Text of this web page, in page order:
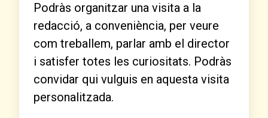
Podràs organitzar una visita a la
redacció, a conveniència, per veure
com treballem, parlar amb el director
i satisfer totes les curiositats. Podràs
convidar qui vulguis en aquesta visita
personalitzada.